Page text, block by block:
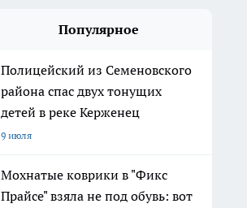
Популярное
Полицейский из Семеновского
района спас двух тонущих
детей в реке Керженец
9 июля
Мохнатые коврики в "Фикс
Прайсе" взяла не под обувь: вот